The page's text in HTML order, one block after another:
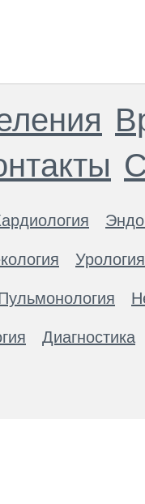
Урология
Диагностика